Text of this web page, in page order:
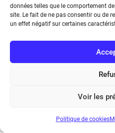
données telles que le comportement
site. Le fait de ne pas consentir ou de
un effet négatif sur certaines
Voir les
Politique de cookies
pétrolier, passant de 20,7 %
en 2012. Les
stabilité des comptes
du pouvoir d’achat financé
lequel a hélas, pour une